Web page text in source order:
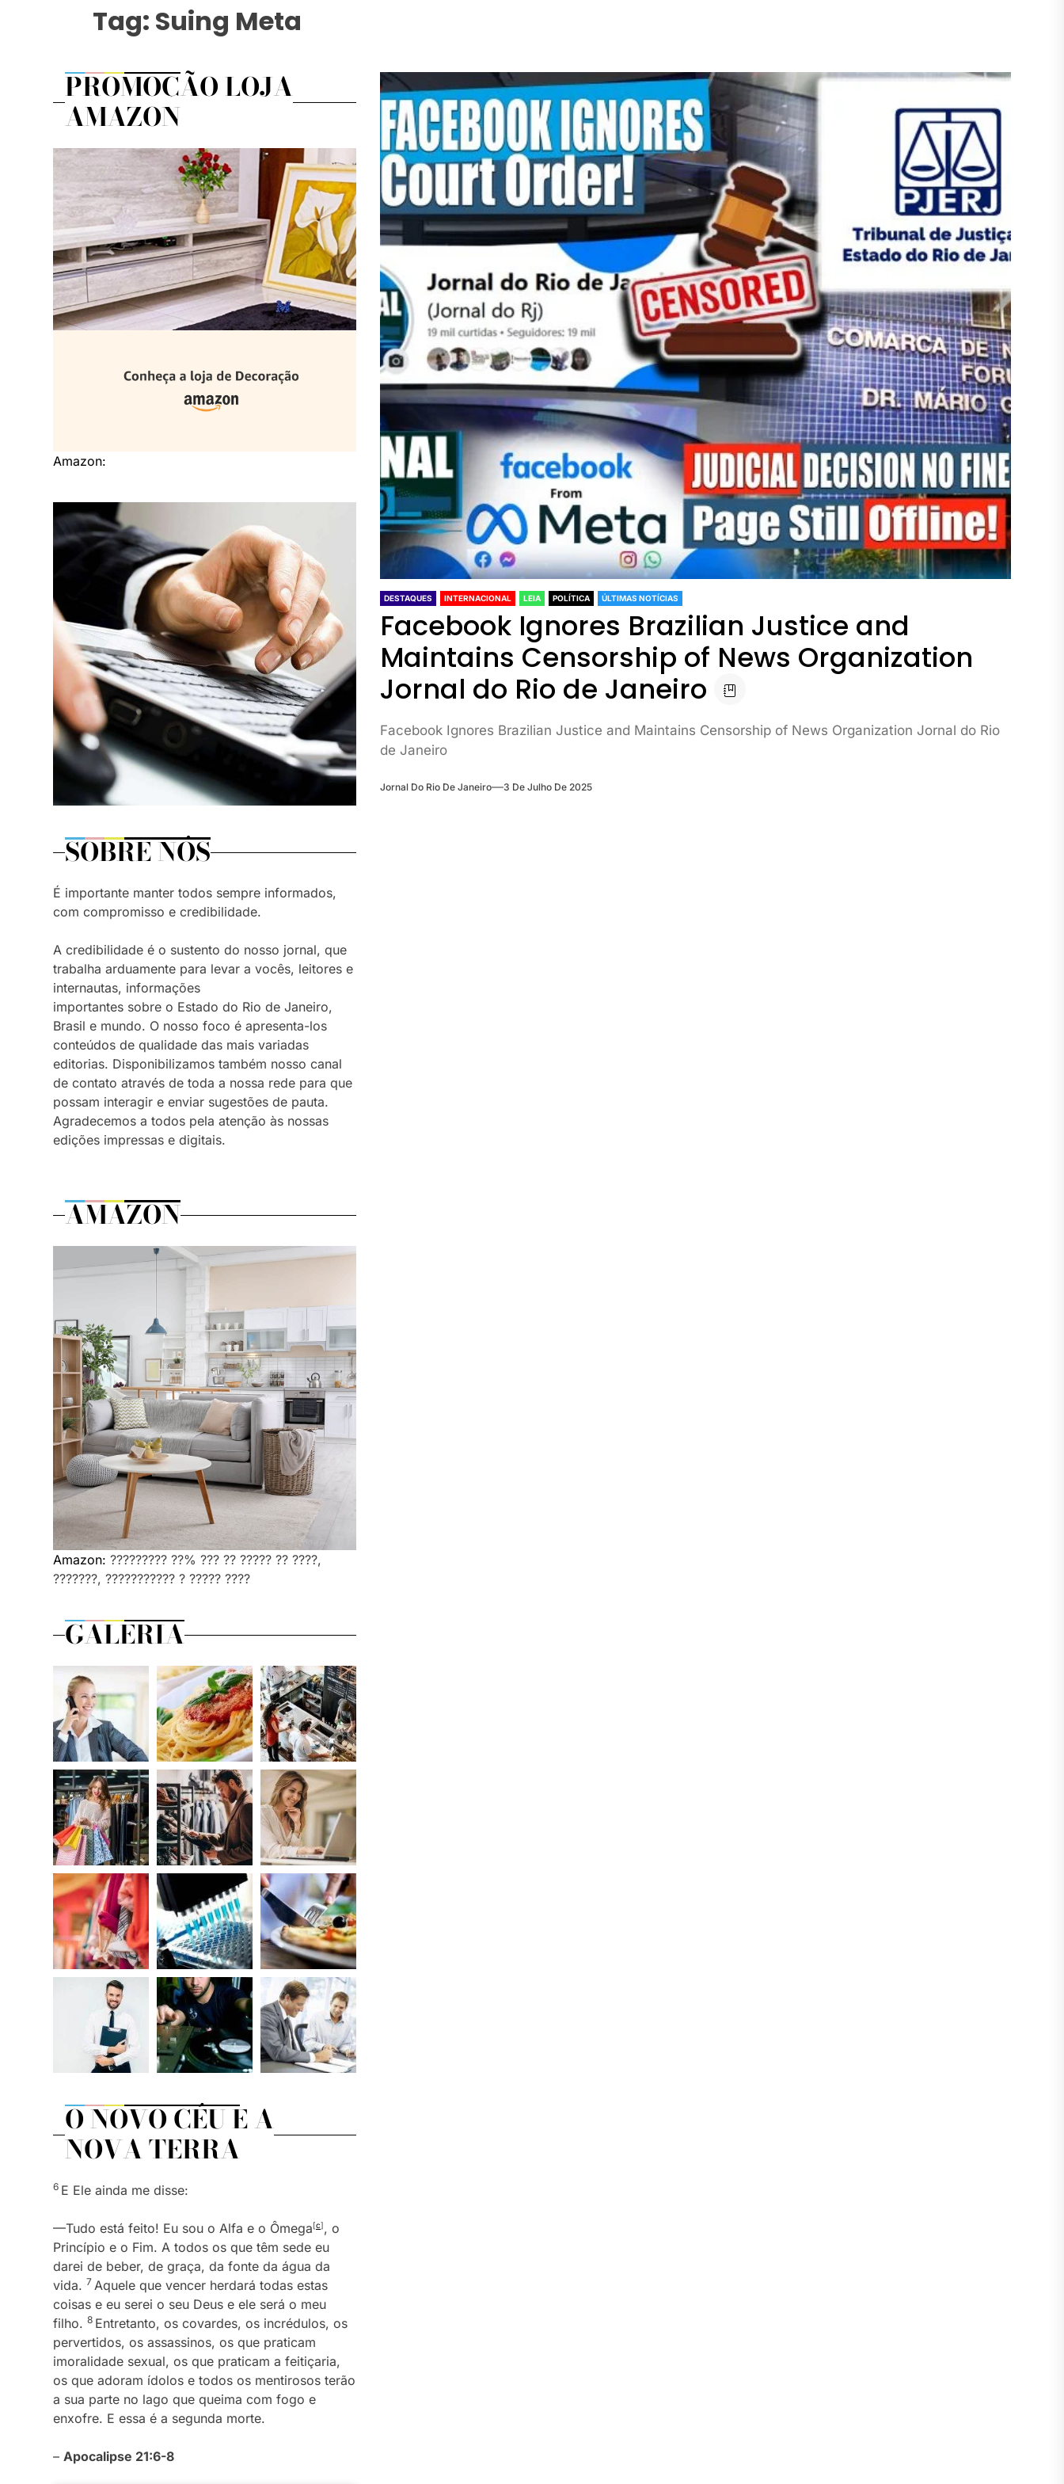
Tag: Suing Meta
DESTAQUES INTERNACIONAL LEIA POLÍTICA ÚLTIMAS NOTÍCIAS
Facebook Ignores Brazilian Justice and
Maintains Censorship of News Organization
Jornal do Rio de Janeiro
Facebook Ignores Brazilian Justice and Maintains Censorship of News Organization Jornal do Rio
de Janeiro
Jornal Do Rio De Janeiro 3 De Julho De 2025
PROMOÇÃO LOJA
AMAZON
Amazon:
SOBRE NÓS
É importante manter todos sempre informados,
com compromisso e credibilidade.
A credibilidade é o sustento do nosso jornal, que
trabalha arduamente para levar a vocês, leitores e
internautas, informações
importantes sobre o Estado do Rio de Janeiro,
Brasil e mundo. O nosso foco é apresenta-los
conteúdos de qualidade das mais variadas
editorias. Disponibilizamos também nosso canal
de contato através de toda a nossa rede para que
possam interagir e enviar sugestões de pauta.
Agradecemos a todos pela atenção às nossas
edições impressas e digitais.
AMAZON
Amazon: ????????? ??% ??? ?? ????? ?? ????,
???????, ??????????? ? ????? ????
GALERIA
O NOVO CÉU E A
NOVA TERRA
6 E Ele ainda me disse:
—Tudo está feito! Eu sou o Alfa e o Ômega[c], o
Princípio e o Fim. A todos os que têm sede eu
darei de beber, de graça, da fonte da água da
vida. 7 Aquele que vencer herdará todas estas
coisas e eu serei o seu Deus e ele será o meu
filho. 8 Entretanto, os covardes, os incrédulos, os
pervertidos, os assassinos, os que praticam
imoralidade sexual, os que praticam a feitiçaria,
os que adoram ídolos e todos os mentirosos terão
a sua parte no lago que queima com fogo e
enxofre. E essa é a segunda morte.
– Apocalipse 21:6-8